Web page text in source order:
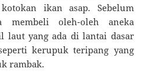
ikan asap. Sebelum
membeli oleh-oleh aneka
laut yang ada di lantai dasar
kerupuk teripang yang
rambak.